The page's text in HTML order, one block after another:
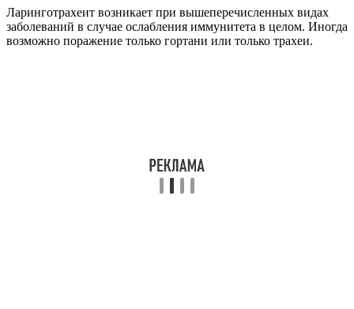
Ларинготрахеит возникает при вышеперечисленных видах
заболеваний в случае ослабления иммунитета в целом. Иногда
возможно поражение только гортани или только трахеи.